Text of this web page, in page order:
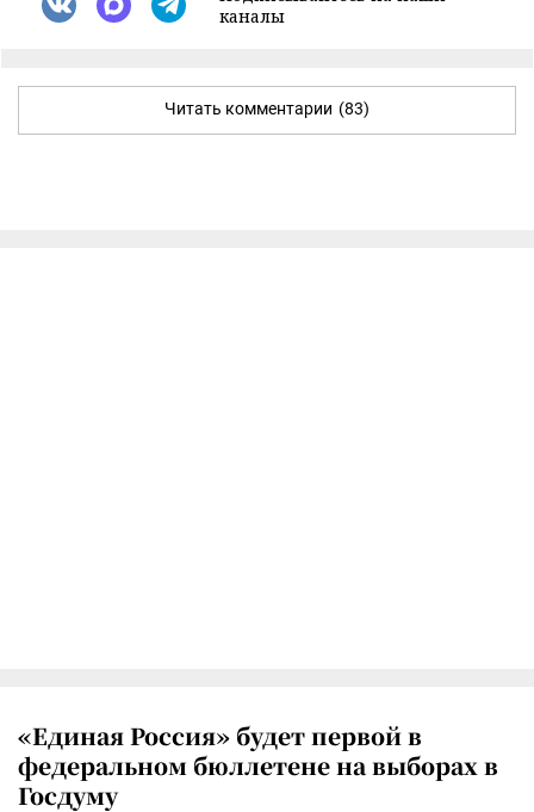
каналы
Читать комментарии (83)
«Единая Россия» будет первой в
федеральном бюллетене на выборах в
Госдуму